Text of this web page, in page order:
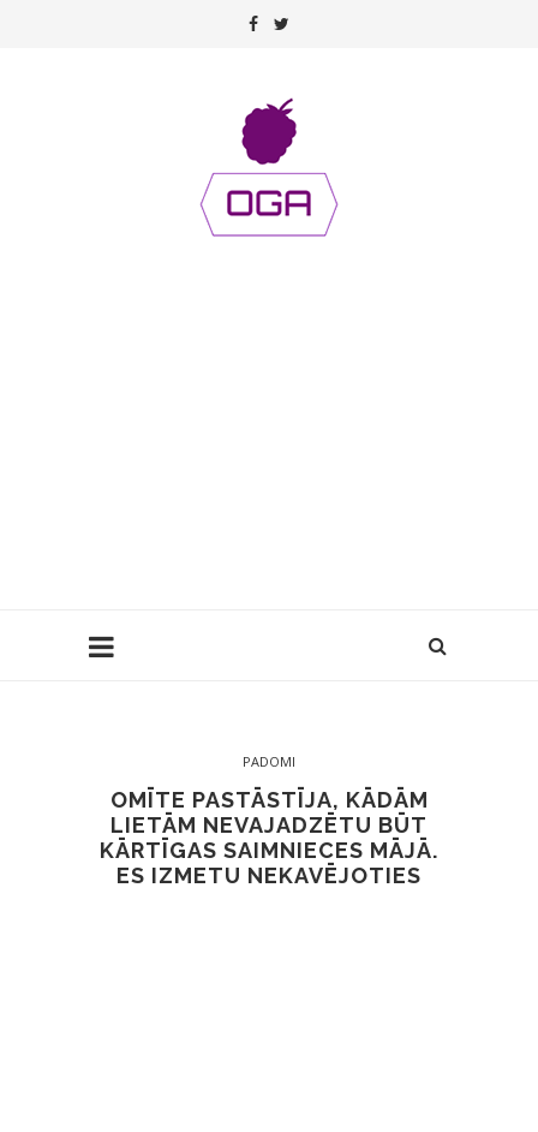
PADOMI
OMĪTE PASTĀSTĪJA, KĀDĀM
LIETĀM NEVAJADZĒTU BŪT
KĀRTĪGAS SAIMNIECES MĀJĀ.
ES IZMETU NEKAVĒJOTIES